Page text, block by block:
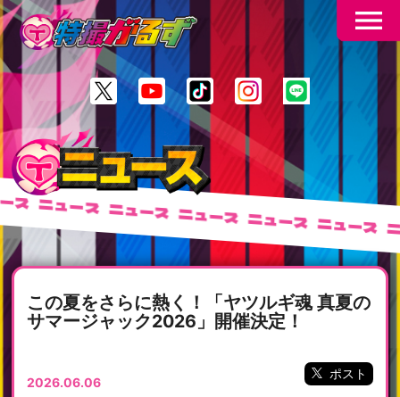
menu
ス ニュース ニュース ニュース ニュース ニュース
この夏をさらに熱く！「ヤツルギ魂 真夏の
サマージャック2026」開催決定！
2026.06.06
ポスト